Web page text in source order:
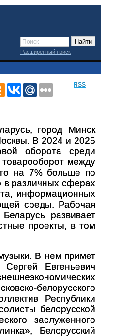
Расширенный поиск
RSS
город Минск
В 2024 и 2025
оборота среди
между
на 7% больше по
в различных сферах
информационных
среды. Рабочая
развивает
проекты, в том
В нем примет
Евгеньевич
белорусского
Республики
белорусской
заслуженного
Белорусский